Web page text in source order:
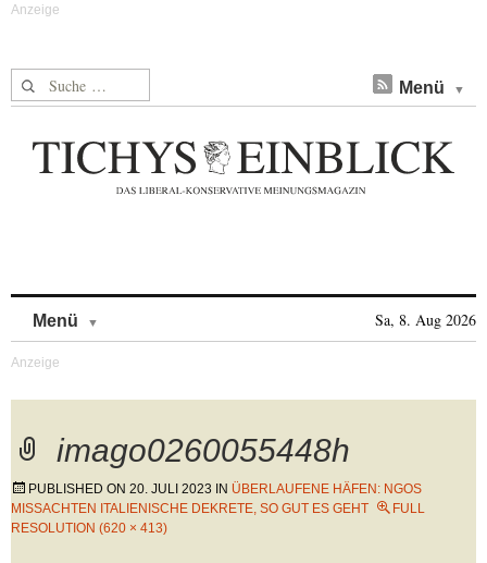
Suche nach: Menü
Menü Sa, 8. Aug 2026
imago0260055448h
PUBLISHED ON 20. JULI 2023 IN ÜBERLAUFENE HÄFEN: NGOS
MISSACHTEN ITALIENISCHE DEKRETE, SO GUT ES GEHT
FULL
RESOLUTION (620 × 413)